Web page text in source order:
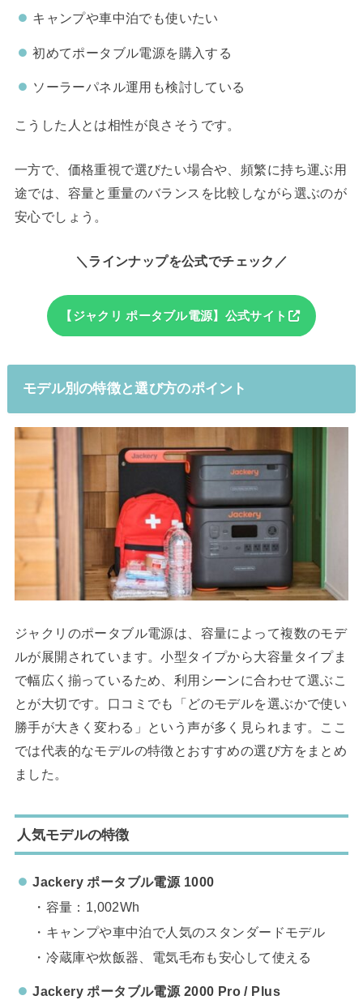
キャンプや車中泊でも使いたい
初めてポータブル電源を購入する
ソーラーパネル運用も検討している
こうした人とは相性が良さそうです。
一方で、価格重視で選びたい場合や、頻繁に持ち運ぶ用
途では、容量と重量のバランスを比較しながら選ぶのが
安心でしょう。
＼ラインナップを公式でチェック／
【ジャクリ ポータブル電源】公式サイト
モデル別の特徴と選び方のポイント
ジャクリのポータブル電源は、容量によって複数のモデ
ルが展開されています。小型タイプから大容量タイプま
で幅広く揃っているため、利用シーンに合わせて選ぶこ
とが大切です。口コミでも「どのモデルを選ぶかで使い
勝手が大きく変わる」という声が多く見られます。ここ
では代表的なモデルの特徴とおすすめの選び方をまとめ
ました。
人気モデルの特徴
Jackery ポータブル電源 1000
・容量：1,002Wh
・キャンプや車中泊で人気のスタンダードモデル
・冷蔵庫や炊飯器、電気毛布も安心して使える
Jackeryポータブル電源 2000 Pro / Plus